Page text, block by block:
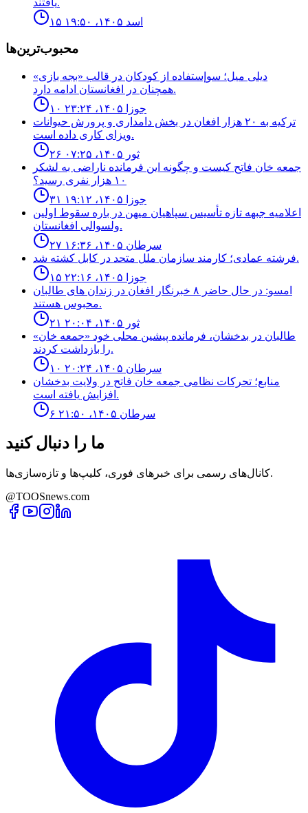
يافتند.
۱۵ اسد ۱۴۰۵، ۱۹:۵۰
محبوب‌ترین‌ها
ديلى ميل؛ سوإستفاده از كودكان در قالب «بجه بازى»
همچنان در افغانستان ادامه دارد.
۱۰ جوزا ۱۴۰۵، ۲۳:۲۴
ترکیه به ۲۰ هزار افغان در بخش دامداری و پرورش حیوانات
ویزای کاری داده است.
۲۶ ثور ۱۴۰۵، ۰۷:۲۵
جمعه خان فاتح كيست و چگونه اين فرمانده ناراضى به لشكر
١٠ هزار نفرى رسيد؟
۳۱ جوزا ۱۴۰۵، ۱۹:۱۲
اعلاميه جبهه تازه تأسيس سپاهيان ميهن در باره سقوط اولين
ولسوالى افغانستان.
۲۷ سرطان ۱۴۰۵، ۱۶:۳۶
فرشته عمادى؛ كارمند سازمان ملل متحد در كابل كشته شد.
۱۵ جوزا ۱۴۰۵، ۲۲:۱۶
امسو: در حال حاضر ۸ خبرنگار افغان در زندان‌ های طالبان
محبوس هستند.
۲۱ ثور ۱۴۰۵، ۲۰:۰۴
طالبان در بدخشان، فرمانده پیشین محلی خود «جمعه خان»
را بازداشت کردند.
۱۰ سرطان ۱۴۰۵، ۲۰:۲۴
منابع؛ تحركات نظامى جمعه خان فاتح در ولايت بدخشان
افزايش يافته است.
۶ سرطان ۱۴۰۵، ۲۱:۵۰
ما را دنبال کنید
کانال‌های رسمی برای خبرهای فوری، کلیپ‌ها و تازه‌سازی‌ها.
@TOOSnews.com